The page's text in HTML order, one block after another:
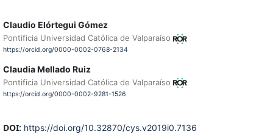
Claudio Elórtegui Gómez
Pontificia Universidad Católica de Valparaíso
https://orcid.org/0000-0002-0768-2134
Claudia Mellado Ruiz
Pontificia Universidad Católica de Valparaíso
https://orcid.org/0000-0002-9281-1526
DOI: https://doi.org/10.32870/cys.v2019i0.7136